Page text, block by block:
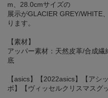
m、28.0cmサイズの
展示がGLACIER GREY/WHITE
ります。
【素材】
アッパー素材：天然皮革/合成
底
【asics】【2022asics】【アシ
ボ】【ヴィッセルクリスマスグッ